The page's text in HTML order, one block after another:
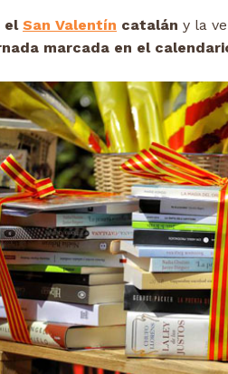
el San Valentín catalán y la
marcada en el